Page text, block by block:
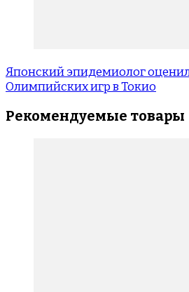
Японский эпидемиолог
Олимпийских игр в Токио
Рекомендуемые товары